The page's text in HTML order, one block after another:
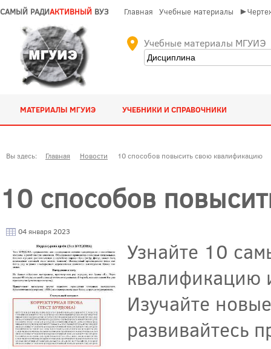
САМЫЙ РАДИАКТИВНЫЙ ВУЗ Главная Учебные материалы
Учебные материалы МГУИЭ
МАТЕРИАЛЫ МГУИЭ УЧЕБНИКИ И СПРАВОЧНИКИ
Вы здесь: Главная Новости 10 способов повысить свою квалификацию
10 способов
04 января 2023
Узнайте 10
квалификацию
Изучайте
развивайтесь